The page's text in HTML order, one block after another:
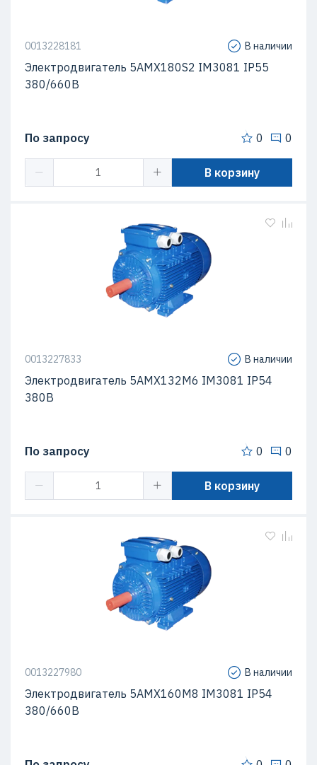
0013228181 В наличии
Электродвигатель 5АМХ180S2 IM3081 IP55
380/660В
По запросу 0 0
В корзину
0013227833 В наличии
Электродвигатель 5АМХ132M6 IM3081 IP54
380В
По запросу 0 0
В корзину
0013227980 В наличии
Электродвигатель 5АМХ160M8 IM3081 IP54
380/660В